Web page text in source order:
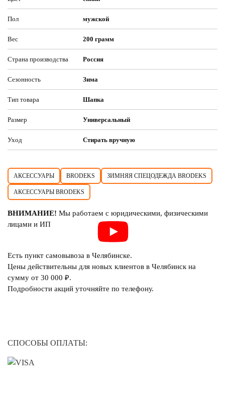
Пол мужской
Вес 200 грамм
Страна производства Россия
Сезонность Зима
Тип товара Шапка
Размер Универсальный
Уход Стирать вручную
АКСЕССУАРЫ BRODEKS ЗИМНЯЯ СПЕЦОДЕЖДА BRODEKS
АКСЕССУАРЫ BRODEKS
ВНИМАНИЕ! Мы работаем с юридическими, физическими
лицами и ИП
Есть пункт самовывоза в Челябинске.
Цены действительны для новых клиентов в Челябинск на
сумму от 30 000 ₽.
Подробности акций уточняйте по телефону.
СПОСОБЫ ОПЛАТЫ: